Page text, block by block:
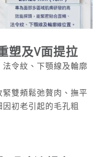
塑及V面提拉
令紋、下顎線及輪廓
雙頰鬆弛贅肉、撫平
初老引起的毛孔粗